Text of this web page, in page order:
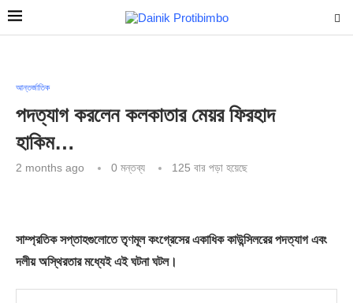
আন্তর্জাতিক
পদত্যাগ করলেন কলকাতার মেয়র ফিরহাদ
হাকিম…
2 months ago 0 মন্তব্য 125 বার পড়া হয়েছে
সাম্প্রতিক সপ্তাহগুলোতে তৃণমূল কংগ্রেসের একাধিক কাউন্সিলরের পদত্যাগ এবং
দলীয় অস্থিরতার মধ্যেই এই ঘটনা ঘটল।